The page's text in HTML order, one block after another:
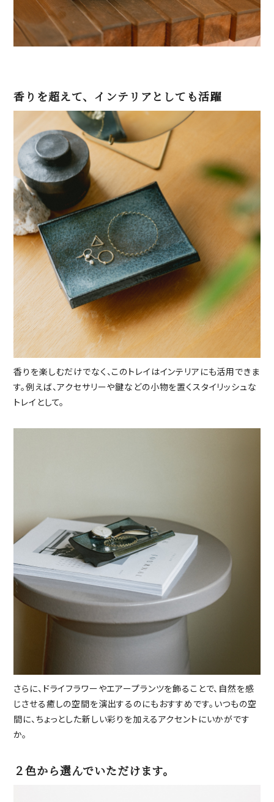
香りを超えて、インテリアとしても活躍
香りを楽しむだけでなく、このトレイはインテリアにも活用できま
す。例えば、アクセサリーや鍵などの小物を置くスタイリッシュな
トレイとして。
さらに、ドライフラワーやエアープランツを飾ることで、自然を感
じさせる癒しの空間を演出するのにもおすすめです。いつもの空
間に、ちょっとした新しい彩りを加えるアクセントにいかがです
か。
２色から選んでいただけます。